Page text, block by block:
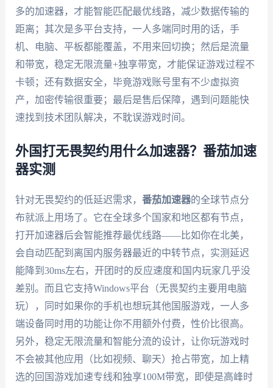
多的加速器，才能智能匹配最优线路，减少数据传输的
距离；其次是多平台支持，一人多端同时用的话，手
机、电脑、平板都能覆盖，不用来回切换；然后是流量
和带宽，稳定无限流量+独享带宽，才能保证游戏过程不
卡顿；还有数据安全，毕竟游戏账号里有不少虚拟资
产，加密传输很重要；最后是售后保障，遇到问题能快
速找到技术团队解决，不耽误游戏时间。
外国打无畏契约用什么加速器？番茄加速
器实测
针对无畏契约的低延迟需求， 番茄加速器的全球节点分
布就派上用场了。它在全球多个国家和地区都有节点，
打开加速器后会智能推荐最优线路——比如你在北美，
会自动匹配到离国内服务器最近的中转节点，实测延迟
能降到30ms左右，开团时的反应速度和国内玩家几乎没
差别。而且它支持Windows平台（无畏契约主要用电脑
玩），同时如果你的手机也想玩其他国服游戏，一人多
端设备同时用的功能让你不用额外付费，性价比很高。
另外，稳定无限流量和智能分流的设计，让你玩游戏时
不会被其他应用（比如视频、聊天）抢占带宽，加上精
选的回国游戏加速专线和独享100M带宽，即使是高峰时